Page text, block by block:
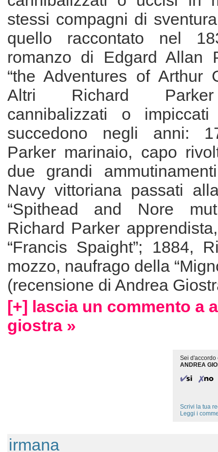
stessi compagni di
quello raccontato nel
romanzo di Edgard Allan
“the Adventures of Arthur
Altri Richard
cannibalizzati o
succedono negli anni:
Parker marinaio, capo
due grandi
Navy vittoriana passati
“Spithead and Nore
Richard Parker
“Francis Spaight”; 1884,
mozzo, naufrago della
(recensione di Andrea
[+] lascia un commento a
giostra »
Sei d'accordo
ANDREA
Scrivi la tua
Leggi i
irmana